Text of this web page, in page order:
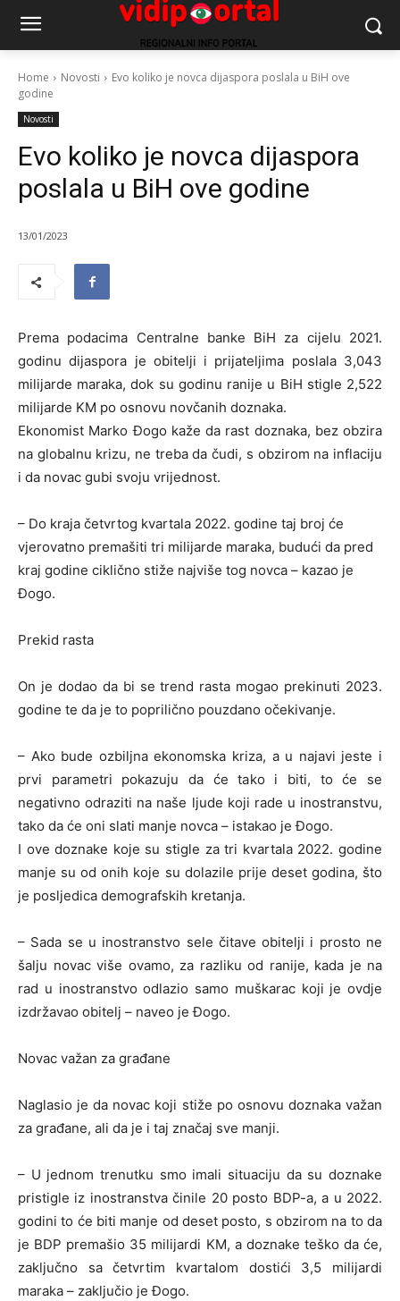
Home Novosti
Evo koliko je novca dijaspora poslala u BiH ove
godine
Novosti
Evo koliko je novca dijaspora
poslala u BiH ove godine
13/01/2023
Prema podacima Centralne banke BiH za cijelu 2021.
godinu dijaspora je obitelji i prijateljima poslala 3,043
milijarde maraka, dok su godinu ranije u BiH stigle 2,522
milijarde KM po osnovu novčanih doznaka.
Ekonomist Marko Đogo kaže da rast doznaka, bez obzira
na globalnu krizu, ne treba da čudi, s obzirom na inflaciju
i da novac gubi svoju vrijednost.
– Do kraja četvrtog kvartala 2022. godine taj broj će
vjerovatno premašiti tri milijarde maraka, budući da pred
kraj godine ciklično stiže najviše tog novca – kazao je
Đogo.
Prekid rasta
On je dodao da bi se trend rasta mogao prekinuti 2023.
godine te da je to poprilično pouzdano očekivanje.
– Ako bude ozbiljna ekonomska kriza, a u najavi jeste i
prvi parametri pokazuju da će tako i biti, to će se
negativno odraziti na naše ljude koji rade u inostranstvu,
tako da će oni slati manje novca – istakao je Đogo.
I ove doznake koje su stigle za tri kvartala 2022. godine
manje su od onih koje su dolazile prije deset godina, što
je posljedica demografskih kretanja.
– Sada se u inostranstvo sele čitave obitelji i prosto ne
šalju novac više ovamo, za razliku od ranije, kada je na
rad u inostranstvo odlazio samo muškarac koji je ovdje
izdržavao obitelj – naveo je Đogo.
Novac važan za građane
Naglasio je da novac koji stiže po osnovu doznaka važan
za građane, ali da je i taj značaj sve manji.
– U jednom trenutku smo imali situaciju da su doznake
pristigle iz inostranstva činile 20 posto BDP-a, a u 2022.
godini to će biti manje od deset posto, s obzirom na to da
je BDP premašio 35 milijardi KM, a doznake teško da će,
zaključno sa četvrtim kvartalom dostići 3,5 milijardi
maraka – zaključio je Đogo.